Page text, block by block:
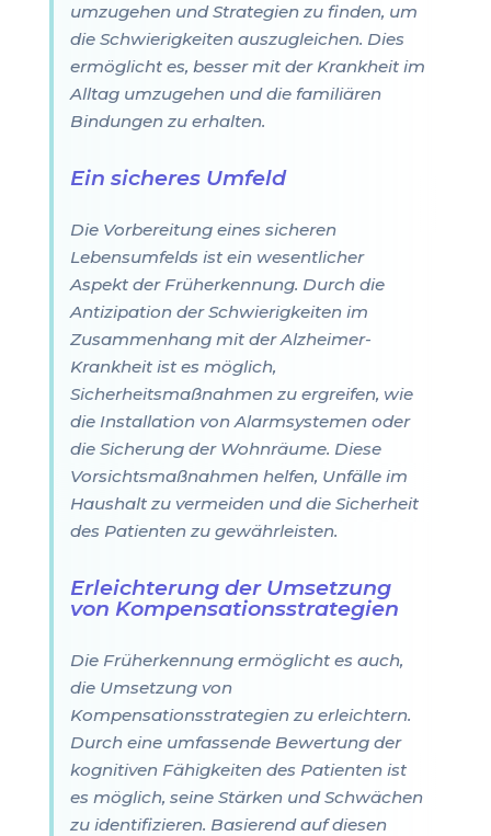
umzugehen und Strategien zu finden, um
die Schwierigkeiten auszugleichen. Dies
ermöglicht es, besser mit der Krankheit im
Alltag umzugehen und die familiären
Bindungen zu erhalten.
Ein sicheres Umfeld
Die Vorbereitung eines sicheren
Lebensumfelds ist ein wesentlicher
Aspekt der Früherkennung. Durch die
Antizipation der Schwierigkeiten im
Zusammenhang mit der Alzheimer-
Krankheit ist es möglich,
Sicherheitsmaßnahmen zu ergreifen, wie
die Installation von Alarmsystemen oder
die Sicherung der Wohnräume. Diese
Vorsichtsmaßnahmen helfen, Unfälle im
Haushalt zu vermeiden und die Sicherheit
des Patienten zu gewährleisten.
Erleichterung der Umsetzung
von Kompensationsstrategien
Die Früherkennung ermöglicht es auch,
die Umsetzung von
Kompensationsstrategien zu erleichtern.
Durch eine umfassende Bewertung der
kognitiven Fähigkeiten des Patienten ist
es möglich, seine Stärken und Schwächen
zu identifizieren. Basierend auf diesen